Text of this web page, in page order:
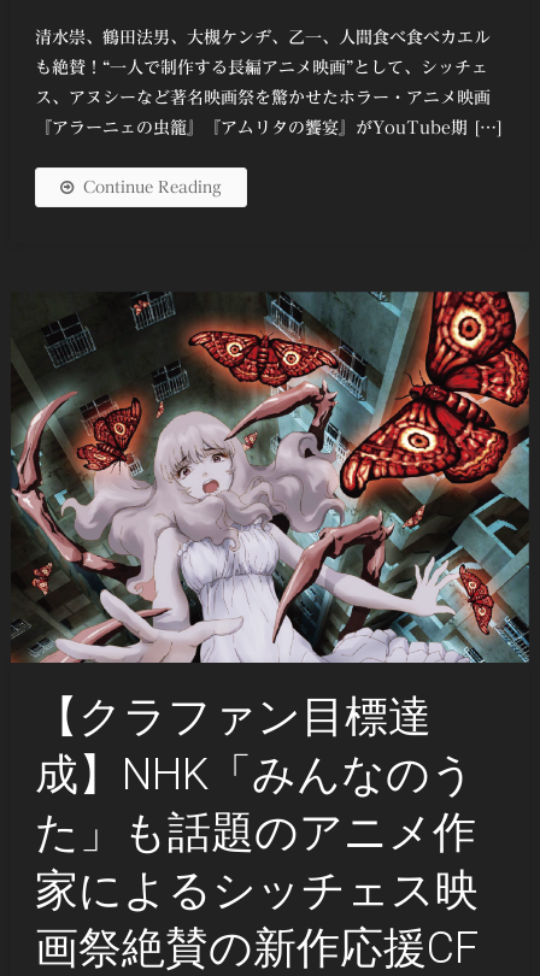
清水崇、鶴田法男、大槻ケンヂ、乙一、人間食べ食べカエル
も絶賛！“一人で制作する長編アニメ映画”として、シッチェ
ス、アヌシーなど著名映画祭を驚かせたホラー・アニメ映画
『アラーニェの虫籠』『アムリタの饗宴』がYouTube期 […]
Continue Reading
【クラファン目標達
成】NHK「みんなのう
た」も話題のアニメ作
家によるシッチェス映
画祭絶賛の新作応援CF